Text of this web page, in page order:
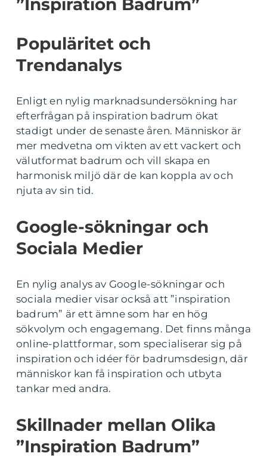
”Inspiration Badrum”
Populäritet och
Trendanalys
Enligt en nylig marknadsundersökning har
efterfrågan på inspiration badrum ökat
stadigt under de senaste åren. Människor är
mer medvetna om vikten av ett vackert och
välutformat badrum och vill skapa en
harmonisk miljö där de kan koppla av och
njuta av sin tid.
Google-sökningar och
Sociala Medier
En nylig analys av Google-sökningar och
sociala medier visar också att ”inspiration
badrum” är ett ämne som har en hög
sökvolym och engagemang. Det finns många
online-plattformar, som specialiserar sig på
inspiration och idéer för badrumsdesign, där
människor kan få inspiration och utbyta
tankar med andra.
Skillnader mellan Olika
”Inspiration Badrum”